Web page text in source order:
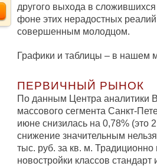
другого выхода в
фоне этих нерадостных
совершенным молодцом.
Графики и таблицы – в нашем
ПЕРВИЧНЫЙ РЫНОК
По данным Центра аналитики
массового сегмента Санкт-
июне снизилась на 0,78% (это
снижение значительным
тыс. руб. за кв. м. Традиционно
новостройки классов стандарт